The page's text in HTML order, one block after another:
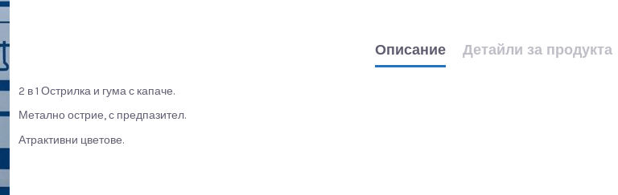
Описание Детайли за продукта
2 в 1 Острилка и гума с капаче.
Метално острие, с предпазител.
Атрактивни цветове.